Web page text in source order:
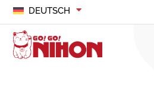
DEUTSCH